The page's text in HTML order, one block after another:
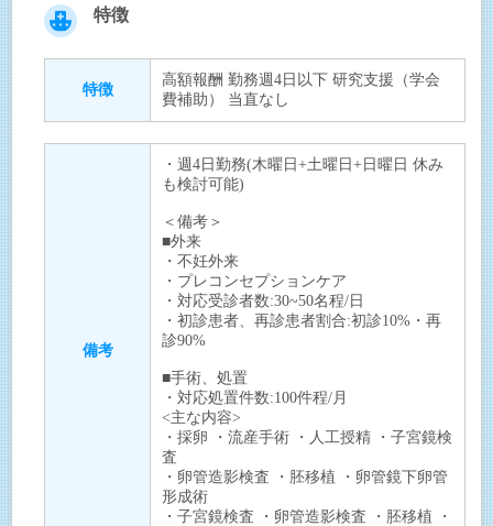
特徴
特徴
高額報酬 勤務週4日以下 研究支援（学会
費補助） 当直なし
備考
・週4日勤務(木曜日+土曜日+日曜日 休み
も検討可能)
＜備考＞
■外来
・不妊外来
・プレコンセプションケア
・対応受診者数:30~50名程/日
・初診患者、再診患者割合:初診10%・再
診90%
■手術、処置
・対応処置件数:100件程/月
<主な内容>
・採卵 ・流産手術 ・人工授精 ・子宮鏡検
査
・卵管造影検査 ・胚移植 ・卵管鏡下卵管
形成術
・子宮鏡検査 ・卵管造影検査 ・胚移植 ・